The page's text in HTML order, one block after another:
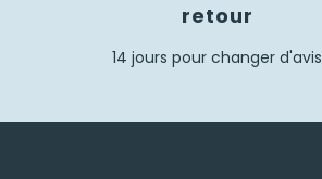
retour
14 jours pour changer d'avis